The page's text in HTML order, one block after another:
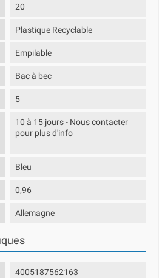
20
Plastique Recyclable
Empilable
Bac à bec
5
10 à 15 jours - Nous contacter
pour plus d'info
Bleu
0,96
Allemagne
4005187562163